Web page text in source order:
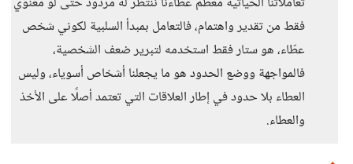
فقط من تقدير واهتمام، فالتعامل بمبدأ السلبية لكوني شخص
عطّاء، هو ستار فقط استخدمه لتبرير ضعف الشخصية،
فالمواجهة ووضع الحدود هو ما يجعلنا أشخاص أسوياء، وليس
العطاء بلا حدود في إطار العلاقات التي تعتمد أصلًا على الأخذ
والعطاء.